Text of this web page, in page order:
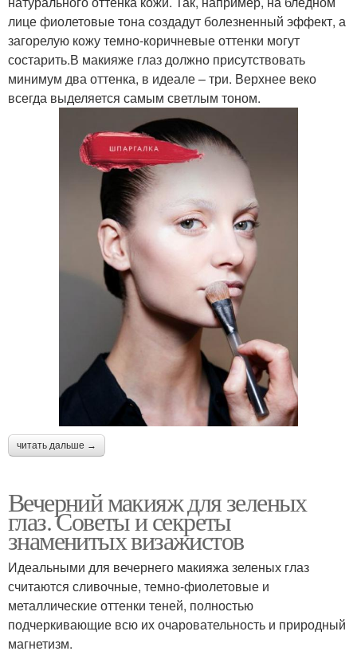
лице фиолетовые тона создадут болезненный эффект, а
загорелую кожу темно-коричневые оттенки могут
состарить.В макияже глаз должно присутствовать
минимум два оттенка, в идеале – три. Верхнее веко
всегда выделяется самым светлым тоном.
читать дальше →
Вечерний макияж для зеленых
глаз. Советы и секреты
знаменитых визажистов
Идеальными для вечернего макияжа зеленых глаз
считаются сливочные, темно-фиолетовые и
металлические оттенки теней, полностью
подчеркивающие всю их очаровательность и природный
магнетизм.